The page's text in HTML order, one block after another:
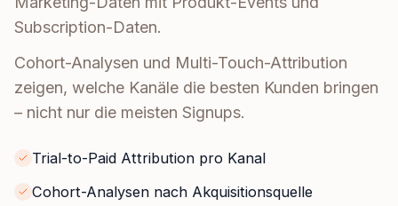
Subscription-Daten.
Cohort-Analysen und Multi-Touch-Attribution
zeigen, welche Kanäle die besten Kunden bringen
– nicht nur die meisten Signups.
Trial-to-Paid Attribution pro Kanal
Cohort-Analysen nach Akquisitionsquelle